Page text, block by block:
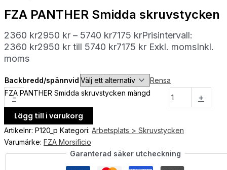
FZA PANTHER Smidda skruvstycken
2360 kr2950 kr – 5740 kr7175 krPrisintervall:
2360 kr2950 kr till 5740 kr7175 kr Exkl. momsInkl.
moms
Backbredd/spännvid Rensa
-
FZA PANTHER Smidda skruvstycken mängd +
Lägg till i varukorg
Artikelnr: P120_p Kategori: Arbetsplats > Skruvstycken
Varumärke: FZA Morsificio
Garanterad säker utcheckning